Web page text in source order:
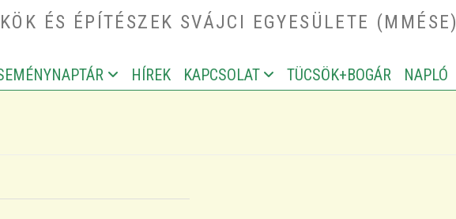
ÉS ÉPÍTÉSZEK SVÁJCI EGYESÜLETE (MMÉSE)
HÍREK KAPCSOLAT TÜCSÖK+BOGÁR NAPLÓ